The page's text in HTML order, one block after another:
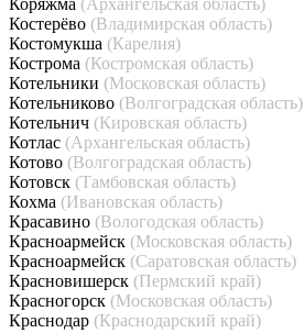
Коряжма (Архангельская область)
Костерёво (Владимирская область)
Костомукша (Карелия)
Кострома (Костромская область)
Котельники (Московская область)
Котельниково (Волгоградская область)
Котельнич (Кировская область)
Котлас (Архангельская область)
Котово (Волгоградская область)
Котовск (Тамбовская область)
Кохма (Ивановская область)
Красавино (Вологодская область)
Красноармейск (Московская область)
Красноармейск (Саратовская область)
Красновишерск (Пермский край)
Красногорск (Московская область)
Краснодар (Краснодарский край)